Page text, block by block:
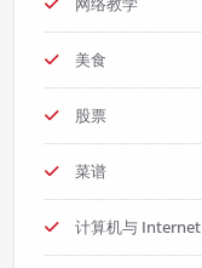
美食
股票
菜谱
计算机与 Internet